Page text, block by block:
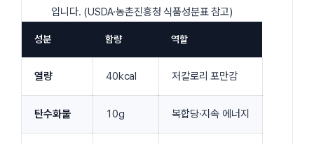
성분 함량 역할
열량 40kcal 저칼로리 포만감
탄수화물 10g 복합당·지속 에너지
입니다. (USDA·농촌진흥청 식품성분표 참고)